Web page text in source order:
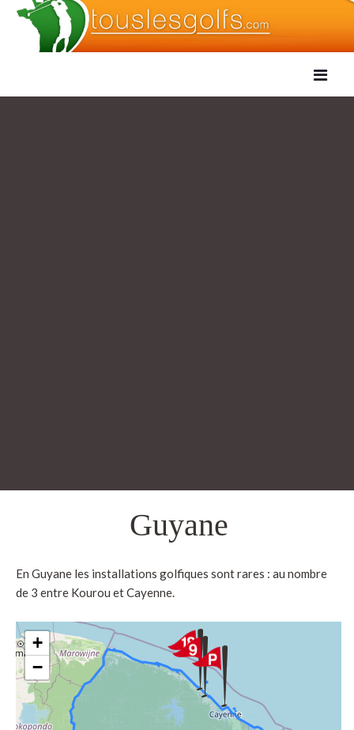
Guyane
En Guyane les installations golfiques sont rares : au nombre
de 3 entre Kourou et Cayenne.
+
−